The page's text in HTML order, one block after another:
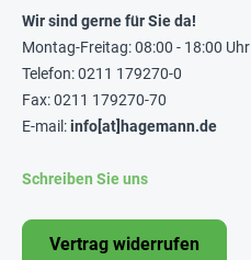
Wir sind gerne für Sie da!
Montag-Freitag: 08:00 - 18:00 Uhr
Telefon: 0211 179270-0
Fax: 0211 179270-70
E-mail:info[at]hagemann.de
Schreiben Sie uns
Vertrag widerrufen